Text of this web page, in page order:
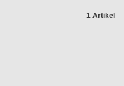
1 Artikel